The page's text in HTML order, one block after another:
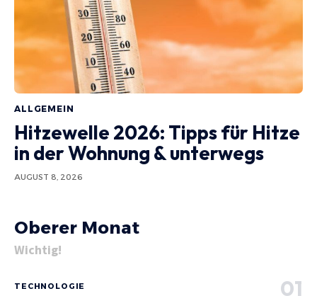
ALLGEMEIN
Hitzewelle 2026: Tipps für Hitze
in der Wohnung & unterwegs
AUGUST 8, 2026
Oberer Monat
Wichtig!
TECHNOLOGIE